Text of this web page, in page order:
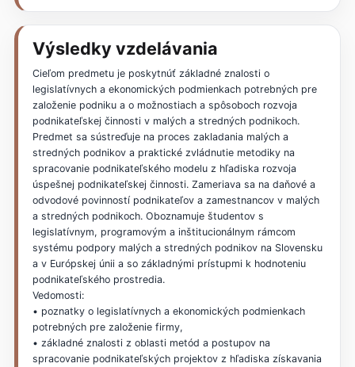
Výsledky vzdelávania
Cieľom predmetu je poskytnúť základné znalosti o
legislatívnych a ekonomických podmienkach potrebných pre
založenie podniku a o možnostiach a spôsoboch rozvoja
podnikateľskej činnosti v malých a stredných podnikoch.
Predmet sa sústreďuje na proces zakladania malých a
stredných podnikov a praktické zvládnutie metodiky na
spracovanie podnikateľského modelu z hľadiska rozvoja
úspešnej podnikateľskej činnosti. Zameriava sa na daňové a
odvodové povinností podnikateľov a zamestnancov v malých
a stredných podnikoch. Oboznamuje študentov s
legislatívnym, programovým a inštitucionálnym rámcom
systému podpory malých a stredných podnikov na Slovensku
a v Európskej únii a so základnými prístupmi k hodnoteniu
podnikateľského prostredia.
Vedomosti:
• poznatky o legislatívnych a ekonomických podmienkach
potrebných pre založenie firmy,
• základné znalosti z oblasti metód a postupov na
spracovanie podnikateľských projektov z hľadiska získavania